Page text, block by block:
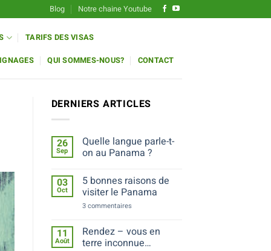
Blog Notre chaine Youtube
TARIFS DES VISAS
QUI SOMMES-NOUS? CONTACT
DERNIERS ARTICLES
26
Sep
Quelle langue parle-t-
on au Panama ?
sur
Quelle
langue
parle-
au
Panama
?
03
Oct
5 bonnes raisons de
visiter le Panama
3 commentairessur
raisons
de
visiter
11
Août
Rendez – vous en
terre inconnue…